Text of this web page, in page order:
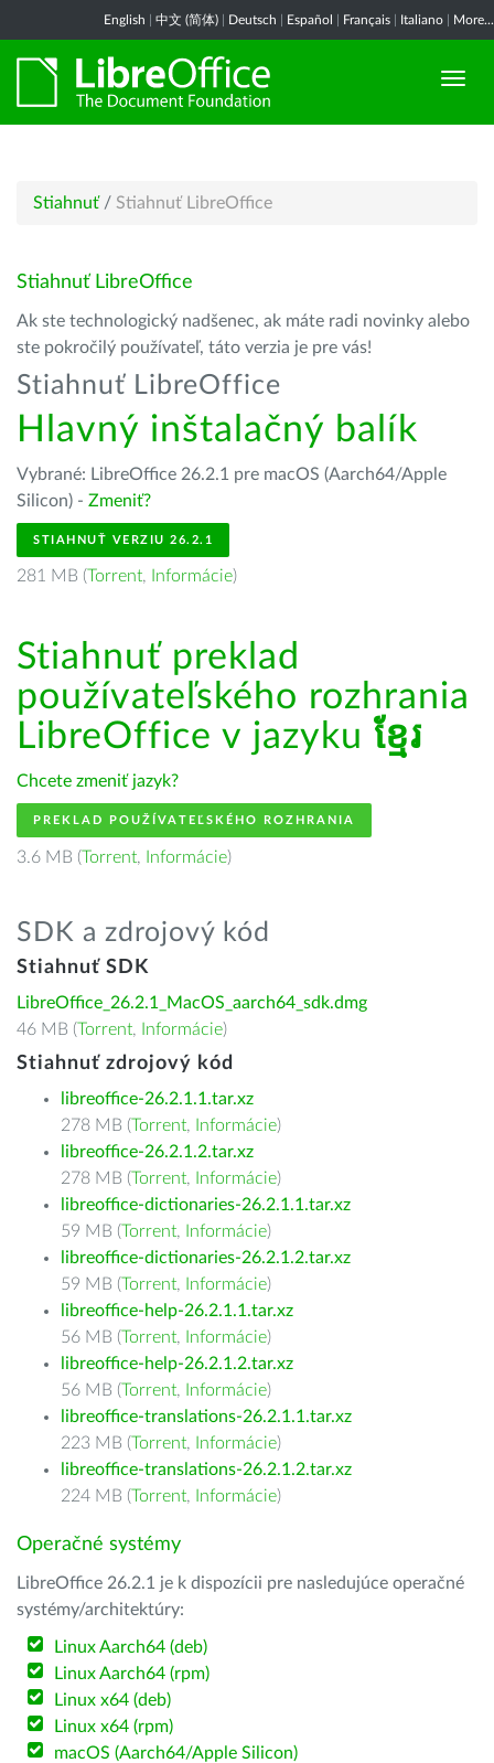
English 中文 (简体) Deutsch Español Français Italiano More...
Stiahnuť / Stiahnuť LibreOffice
Stiahnuť LibreOffice
Ak ste technologický nadšenec, ak máte radi novinky alebo
ste pokročilý používateľ, táto verzia je pre vás!
Stiahnuť LibreOffice
Hlavný inštalačný balík
Vybrané: LibreOffice 26.2.1 pre macOS (Aarch64/Apple
Silicon) - Zmeniť?
STIAHNUŤ VERZIU 26.2.1
281 MB (Torrent, Informácie)
Stiahnuť preklad
používateľského rozhrania
LibreOffice v jazyku ខ្មែរ
Chcete zmeniť jazyk?
PREKLAD POUŽÍVATEĽSKÉHO ROZHRANIA
3.6 MB (Torrent, Informácie)
SDK a zdrojový kód
Stiahnuť SDK
LibreOffice_26.2.1_MacOS_aarch64_sdk.dmg
46 MB (Torrent, Informácie)
Stiahnuť zdrojový kód
libreoffice-26.2.1.1.tar.xz
278 MB (Torrent, Informácie)
libreoffice-26.2.1.2.tar.xz
278 MB (Torrent, Informácie)
libreoffice-dictionaries-26.2.1.1.tar.xz
59 MB (Torrent, Informácie)
libreoffice-dictionaries-26.2.1.2.tar.xz
59 MB (Torrent, Informácie)
libreoffice-help-26.2.1.1.tar.xz
56 MB (Torrent, Informácie)
libreoffice-help-26.2.1.2.tar.xz
56 MB (Torrent, Informácie)
libreoffice-translations-26.2.1.1.tar.xz
223 MB (Torrent, Informácie)
libreoffice-translations-26.2.1.2.tar.xz
224 MB (Torrent, Informácie)
Operačné systémy
LibreOffice 26.2.1 je k dispozícii pre nasledujúce operačné
systémy/architektúry:
Linux Aarch64 (deb)
Linux Aarch64 (rpm)
Linux x64 (deb)
Linux x64 (rpm)
macOS (Aarch64/Apple Silicon)